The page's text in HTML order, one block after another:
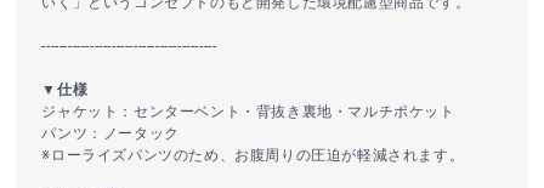
----------------------------------------
▼仕様
ジャケット：センターベント・背抜き裏地・マルチポケット
パンツ：ノータック
※ローライズパンツのため、お腹周りの圧迫が軽減されます。